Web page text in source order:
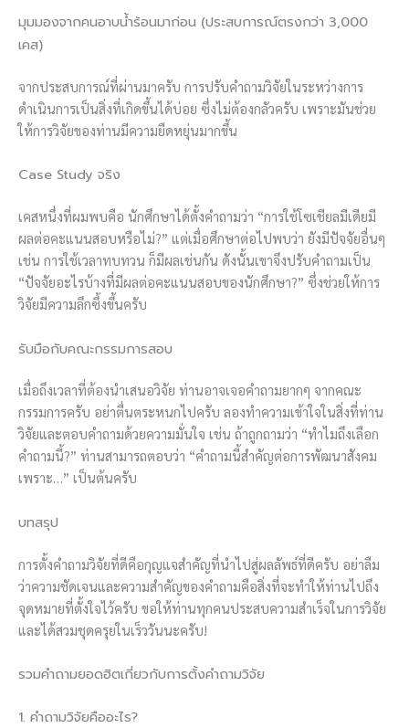
มุมมองจากคนอาบน้ำร้อนมาก่อน (ประสบการณ์ตรงกว่า 3,000
เคส)
จากประสบการณ์ที่ผ่านมาครับ การปรับคำถามวิจัยในระหว่างการ
ดำเนินการเป็นสิ่งที่เกิดขึ้นได้บ่อย ซึ่งไม่ต้องกลัวครับ เพราะมันช่วย
ให้การวิจัยของท่านมีความยืดหยุ่นมากขึ้น
Case Study จริง
เคสหนึ่งที่ผมพบคือ นักศึกษาได้ตั้งคำถามว่า “การใช้โซเชียลมีเดียมี
ผลต่อคะแนนสอบหรือไม่?” แต่เมื่อศึกษาต่อไปพบว่า ยังมีปัจจัยอื่นๆ
เช่น การใช้เวลาทบทวน ก็มีผลเช่นกัน ดังนั้นเขาจึงปรับคำถามเป็น
“ปัจจัยอะไรบ้างที่มีผลต่อคะแนนสอบของนักศึกษา?” ซึ่งช่วยให้การ
วิจัยมีความลึกซึ้งขึ้นครับ
รับมือกับคณะกรรมการสอบ
เมื่อถึงเวลาที่ต้องนำเสนอวิจัย ท่านอาจเจอคำถามยากๆ จากคณะ
กรรมการครับ อย่าตื่นตระหนกไปครับ ลองทำความเข้าใจในสิ่งที่ท่าน
วิจัยและตอบคำถามด้วยความมั่นใจ เช่น ถ้าถูกถามว่า “ทำไมถึงเลือก
คำถามนี้?” ท่านสามารถตอบว่า “คำถามนี้สำคัญต่อการพัฒนาสังคม
เพราะ…” เป็นต้นครับ
บทสรุป
การตั้งคำถามวิจัยที่ดีคือกุญแจสำคัญที่นำไปสู่ผลลัพธ์ที่ดีครับ อย่าลืม
ว่าความชัดเจนและความสำคัญของคำถามคือสิ่งที่จะทำให้ท่านไปถึง
จุดหมายที่ตั้งใจไว้ครับ ขอให้ท่านทุกคนประสบความสำเร็จในการวิจัย
และได้สวมชุดครุยในเร็ววันนะครับ!
รวมคำถามยอดฮิตเกี่ยวกับการตั้งคำถามวิจัย
1. คำถามวิจัยคืออะไร?